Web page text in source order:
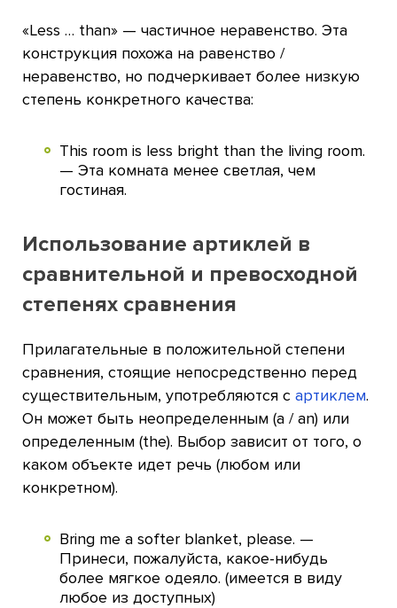
«Less … than» — частичное неравенство. Эта
конструкция похожа на равенство /
неравенство, но подчеркивает более низкую
степень конкретного качества:
This room is less bright than the living room.
— Эта комната менее светлая, чем
гостиная.
Использование артиклей в
сравнительной и превосходной
степенях сравнения
Прилагательные в положительной степени
сравнения, стоящие непосредственно перед
существительным, употребляются с артиклем.
Он может быть неопределенным (a / an) или
определенным (the). Выбор зависит от того, о
каком объекте идет речь (любом или
конкретном).
Bring me a softer blanket, please. —
Принеси, пожалуйста, какое-нибудь
более мягкое одеяло. (имеется в виду
любое из доступных)